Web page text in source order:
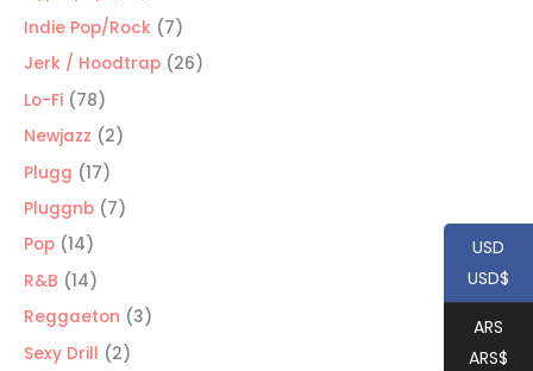
productos
Indie Pop/Rock 77
productos
Jerk / Hoodtrap 2626
Lo-Fi 7878
productos
Newjazz 22
Plugg 1717
productos
Pluggnb 77
Pop 1414
productos
R&B 1414
productos
Reggaeton 33
Sexy Drill 22
USD
USD$
ARS
ARS$